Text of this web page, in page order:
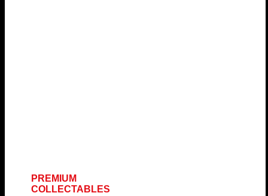
PREMIUM
COLLECTABLES